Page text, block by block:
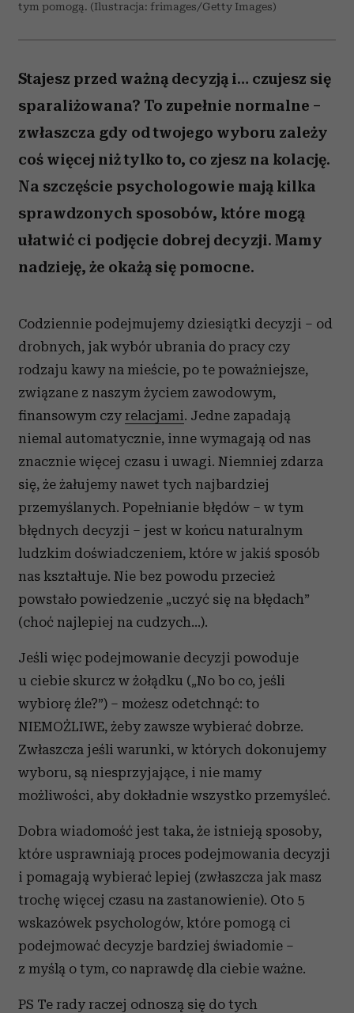
tym pomogą. (Ilustracja: frimages/Getty Images)
Stajesz przed ważną decyzją i… czujesz się
sparaliżowana? To zupełnie normalne –
zwłaszcza gdy od twojego wyboru zależy
coś więcej niż tylko to, co zjesz na kolację.
Na szczęście psychologowie mają kilka
sprawdzonych sposobów, które mogą
ułatwić ci podjęcie dobrej decyzji. Mamy
nadzieję, że okażą się pomocne.
Codziennie podejmujemy dziesiątki decyzji – od
drobnych, jak wybór ubrania do pracy czy
rodzaju kawy na mieście, po te poważniejsze,
związane z naszym życiem zawodowym,
finansowym czy relacjami. Jedne zapadają
niemal automatycznie, inne wymagają od nas
znacznie więcej czasu i uwagi. Niemniej zdarza
się, że żałujemy nawet tych najbardziej
przemyślanych. Popełnianie błędów – w tym
błędnych decyzji – jest w końcu naturalnym
ludzkim doświadczeniem, które w jakiś sposób
nas kształtuje. Nie bez powodu przecież
powstało powiedzenie „uczyć się na błędach”
(choć najlepiej na cudzych…).
Jeśli więc podejmowanie decyzji powoduje
u ciebie skurcz w żołądku („No bo co, jeśli
wybiorę źle?”) – możesz odetchnąć: to
NIEMOŻLIWE, żeby zawsze wybierać dobrze.
Zwłaszcza jeśli warunki, w których dokonujemy
wyboru, są niesprzyjające, i nie mamy
możliwości, aby dokładnie wszystko przemyśleć.
Dobra wiadomość jest taka, że istnieją sposoby,
które usprawniają proces podejmowania decyzji
i pomagają wybierać lepiej (zwłaszcza jak masz
trochę więcej czasu na zastanowienie). Oto 5
wskazówek psychologów, które pomogą ci
podejmować decyzje bardziej świadomie –
z myślą o tym, co naprawdę dla ciebie ważne.
PS Te rady raczej odnoszą się do tych